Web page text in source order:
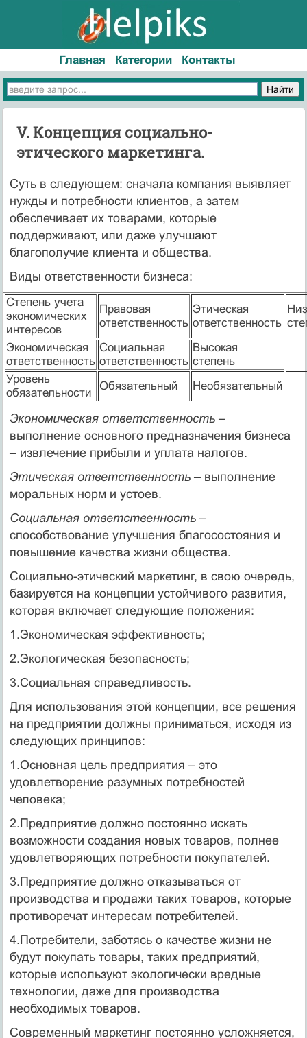
Главная Категории Контакты
V. Концепция социально-
этического маркетинга.
Суть в следующем: сначала компания выявляет
нужды и потребности клиентов, а затем
обеспечивает их товарами, которые
поддерживают, или даже улучшают
благополучие клиента и общества.
Виды ответственности бизнеса:
Степень учета
экономических
интересов
Правовая
ответственность
Этическая
ответственность
Экономическая
ответственность
Социальная
ответственность
Высокая
степень
Уровень
обязательности
Обязательный Необязательный
Экономическая ответственность–
выполнение основного предназначения бизнеса
– извлечение прибыли и уплата налогов.
Этическая ответственность– выполнение
моральных норм и устоев.
Социальная ответственность–
способствование улучшения благосостояния и
повышение качества жизни общества.
Социально-этический маркетинг, в свою очередь,
базируется на концепции устойчивого развития,
которая включает следующие положения:
1.Экономическая эффективность;
2.Экологическая безопасность;
3.Социальная справедливость.
Для использования этой концепции, все решения
на предприятии должны приниматься, исходя из
следующих принципов:
1.Основная цель предприятия – это
удовлетворение разумных потребностей
человека;
2.Предприятие должно постоянно искать
возможности создания новых товаров, полнее
удовлетворяющих потребности покупателей.
3.Предприятие должно отказываться от
производства и продажи таких товаров, которые
противоречат интересам потребителей.
4.Потребители, заботясь о качестве жизни не
будут покупать товары, таких предприятий,
которые используют экологически вредные
технологии, даже для производства
необходимых товаров.
Современный маркетинг постоянно усложняется,